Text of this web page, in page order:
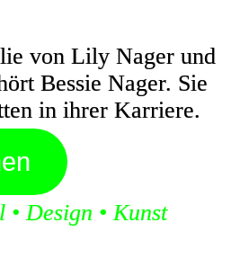
von Lily Nager und
Bessie Nager. Sie
in ihrer Karriere.
•Design •Kunst